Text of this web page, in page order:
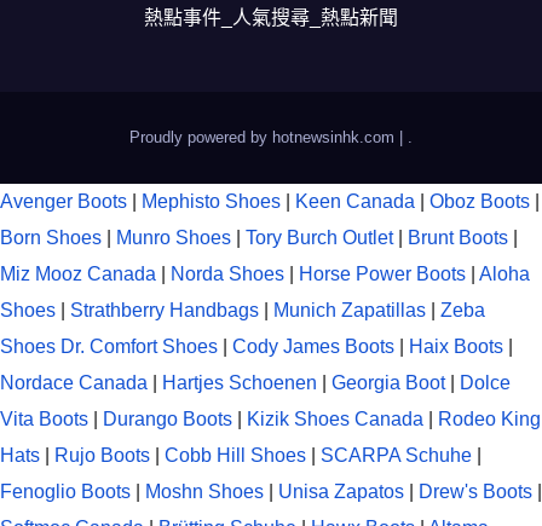
熱點事件_人氣搜尋_熱點新聞
Proudly powered by hotnewsinhk.com |
Avenger Boots Mephisto Shoes Keen Canada Oboz Boots
Born Shoes
Munro Shoes Tory Burch Outlet Brunt Boots
Miz Mooz Canada
Norda Shoes Horse Power Boots
Aloha
Shoes
Strathberry Handbags Munich Zapatillas
Zeba
Shoes Dr. Comfort Shoes Cody James Boots Haix Boots
Nordace Canada
Hartjes Schoenen Georgia Boot|
Dolce
Vita Boots
Durango Boots Kizik Shoes Canada
Rodeo King
Hats
Rujo Boots Cobb Hill Shoes SCARPA Schuhe
Fenoglio Boots
Moshn Shoes Unisa Zapatos Drew's Boots